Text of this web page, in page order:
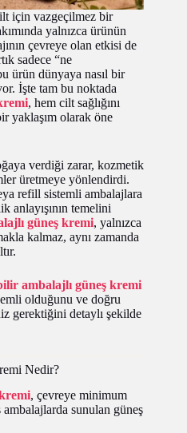
için vazgeçilmez bir
yalnızca ürünün
çevreye olan etkisi de
sadece “ne
ürün dünyaya nasıl bir
İşte tam bu noktada
, hem cilt sağlığını
yaklaşım olarak öne
verdiği zarar, kozmetik
üretmeye yönlendirdi.
refill sistemli ambalajlara
anlayışının temelini
güneş kremi, yalnızca
kalmaz, aynı zamanda
ambalajlı güneş kremi
olduğunu ve doğru
gerektiğini detaylı şekilde
Nedir?
, çevreye minimum
sunulan güneş